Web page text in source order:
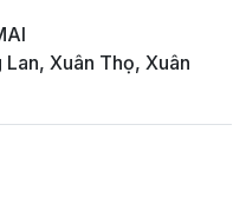
Xuân Thọ, Xuân